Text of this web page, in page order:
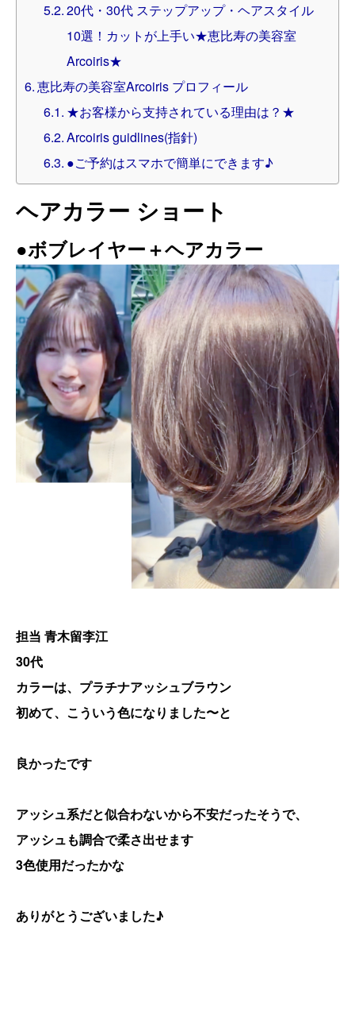
20代・30代 ステップアップ・ヘアスタイル
10選！カットが上手い★恵比寿の美容室
Arcoiris★
恵比寿の美容室Arcoiris プロフィール
★お客様から支持されている理由は？★
Arcoiris guidlines(指針)
●ご予約はスマホで簡単にできます♪
ヘアカラー ショート
●ボブレイヤー＋ヘアカラー
担当 青木留李江
30代
カラーは、プラチナアッシュブラウン
初めて、こういう色になりました〜と
良かったです
アッシュ系だと似合わないから不安だったそうで、
アッシュも調合で柔さ出せます
3色使用だったかな
ありがとうございました♪